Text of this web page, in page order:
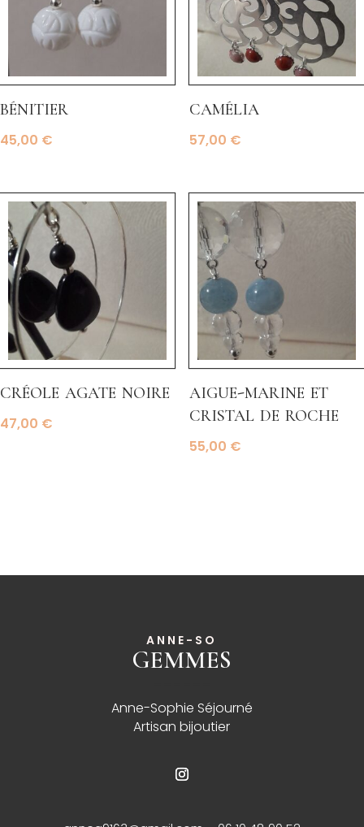
bénitier
45,00 €
camélia
57,00 €
créole agate noire
47,00 €
aigue-marine et
cristal de roche
55,00 €
ANNE-SO
GEMMES
Anne-Sophie Séjourné
Artisan bijoutier